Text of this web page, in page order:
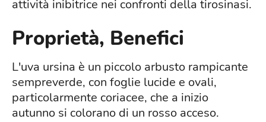
attività inibitrice nei confronti della tirosinasi.
Proprietà, Benefici
L'uva ursina è un piccolo arbusto rampicante
sempreverde, con foglie lucide e ovali,
particolarmente coriacee, che a inizio
autunno si colorano di un rosso acceso.